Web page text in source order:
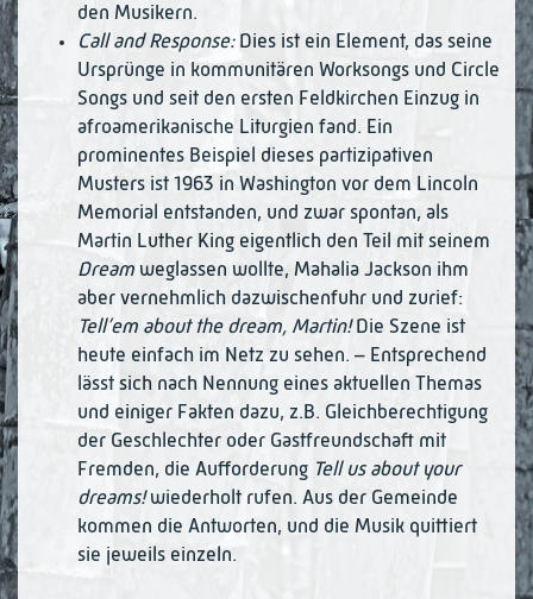
den Musikern.
Call and Response: Dies ist ein Element, das seine
Ursprünge in kommunitä­ren Worksongs und Circle
Songs und seit den ersten Feldkirchen Einzug in
afroame­ri­kanische Liturgien fand. Ein
prominentes Beispiel dieses partizipativen
Musters ist 1963 in Washington vor dem Lincoln
Memorial entstanden, und zwar spontan, als
Martin Lu­ther King eigentlich den Teil mit seinem
Dream weglassen wollte, Maha­lia Jackson ihm
aber vernehmlich dazwischenfuhr und zurief:
Tell’em about the dream, Martin! Die Szene ist
heute einfach im Netz zu sehen. – Entsprechend
lässt sich nach Nennung eines aktuellen Themas
und einiger Fak­ten dazu, z.B. Gleichbe­rech­tigung
der Geschlechter oder Gastfreundschaft mit
Frem­den, die Aufforderung Tell us about your
dreams!wiederholt rufen. Aus der Gemeinde
kommen die Antworten, und die Musik quittiert
sie jeweils einzeln.